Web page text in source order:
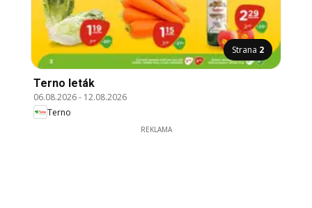
Strana 2
Terno leták
06.08.2026- 12.08.2026
Terno
REKLAMA